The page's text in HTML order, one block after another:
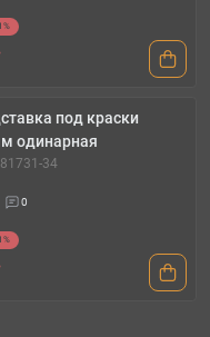
под краски
одинарная
34
0